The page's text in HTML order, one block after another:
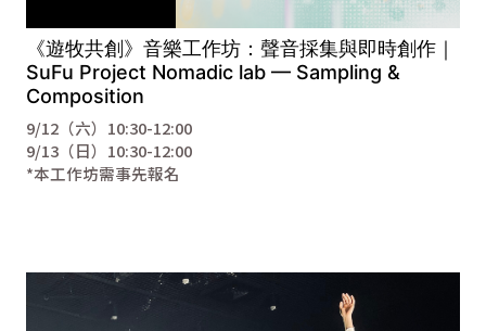
《遊牧共創》音樂工作坊：聲音採集與即時創作｜
SuFu Project Nomadic lab — Sampling &
Composition
9/12（六）10:30-12:00
9/13（日）10:30-12:00
*本工作坊需事先報名